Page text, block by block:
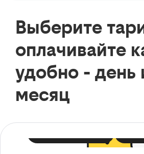
Выберите
оплачивайте
удобно - день
месяц